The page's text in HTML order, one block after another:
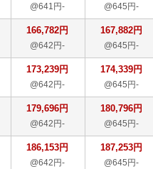
@641円- @645円-
166,782円
@642円-
167,882円
@645円-
173,239円
@642円-
174,339円
@645円-
179,696円
@642円-
180,796円
@645円-
186,153円
@642円-
187,253円
@645円-